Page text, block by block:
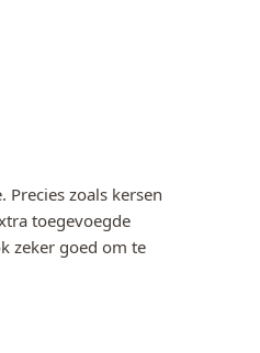
zoals kersen
toegevoegde
zeker goed om te